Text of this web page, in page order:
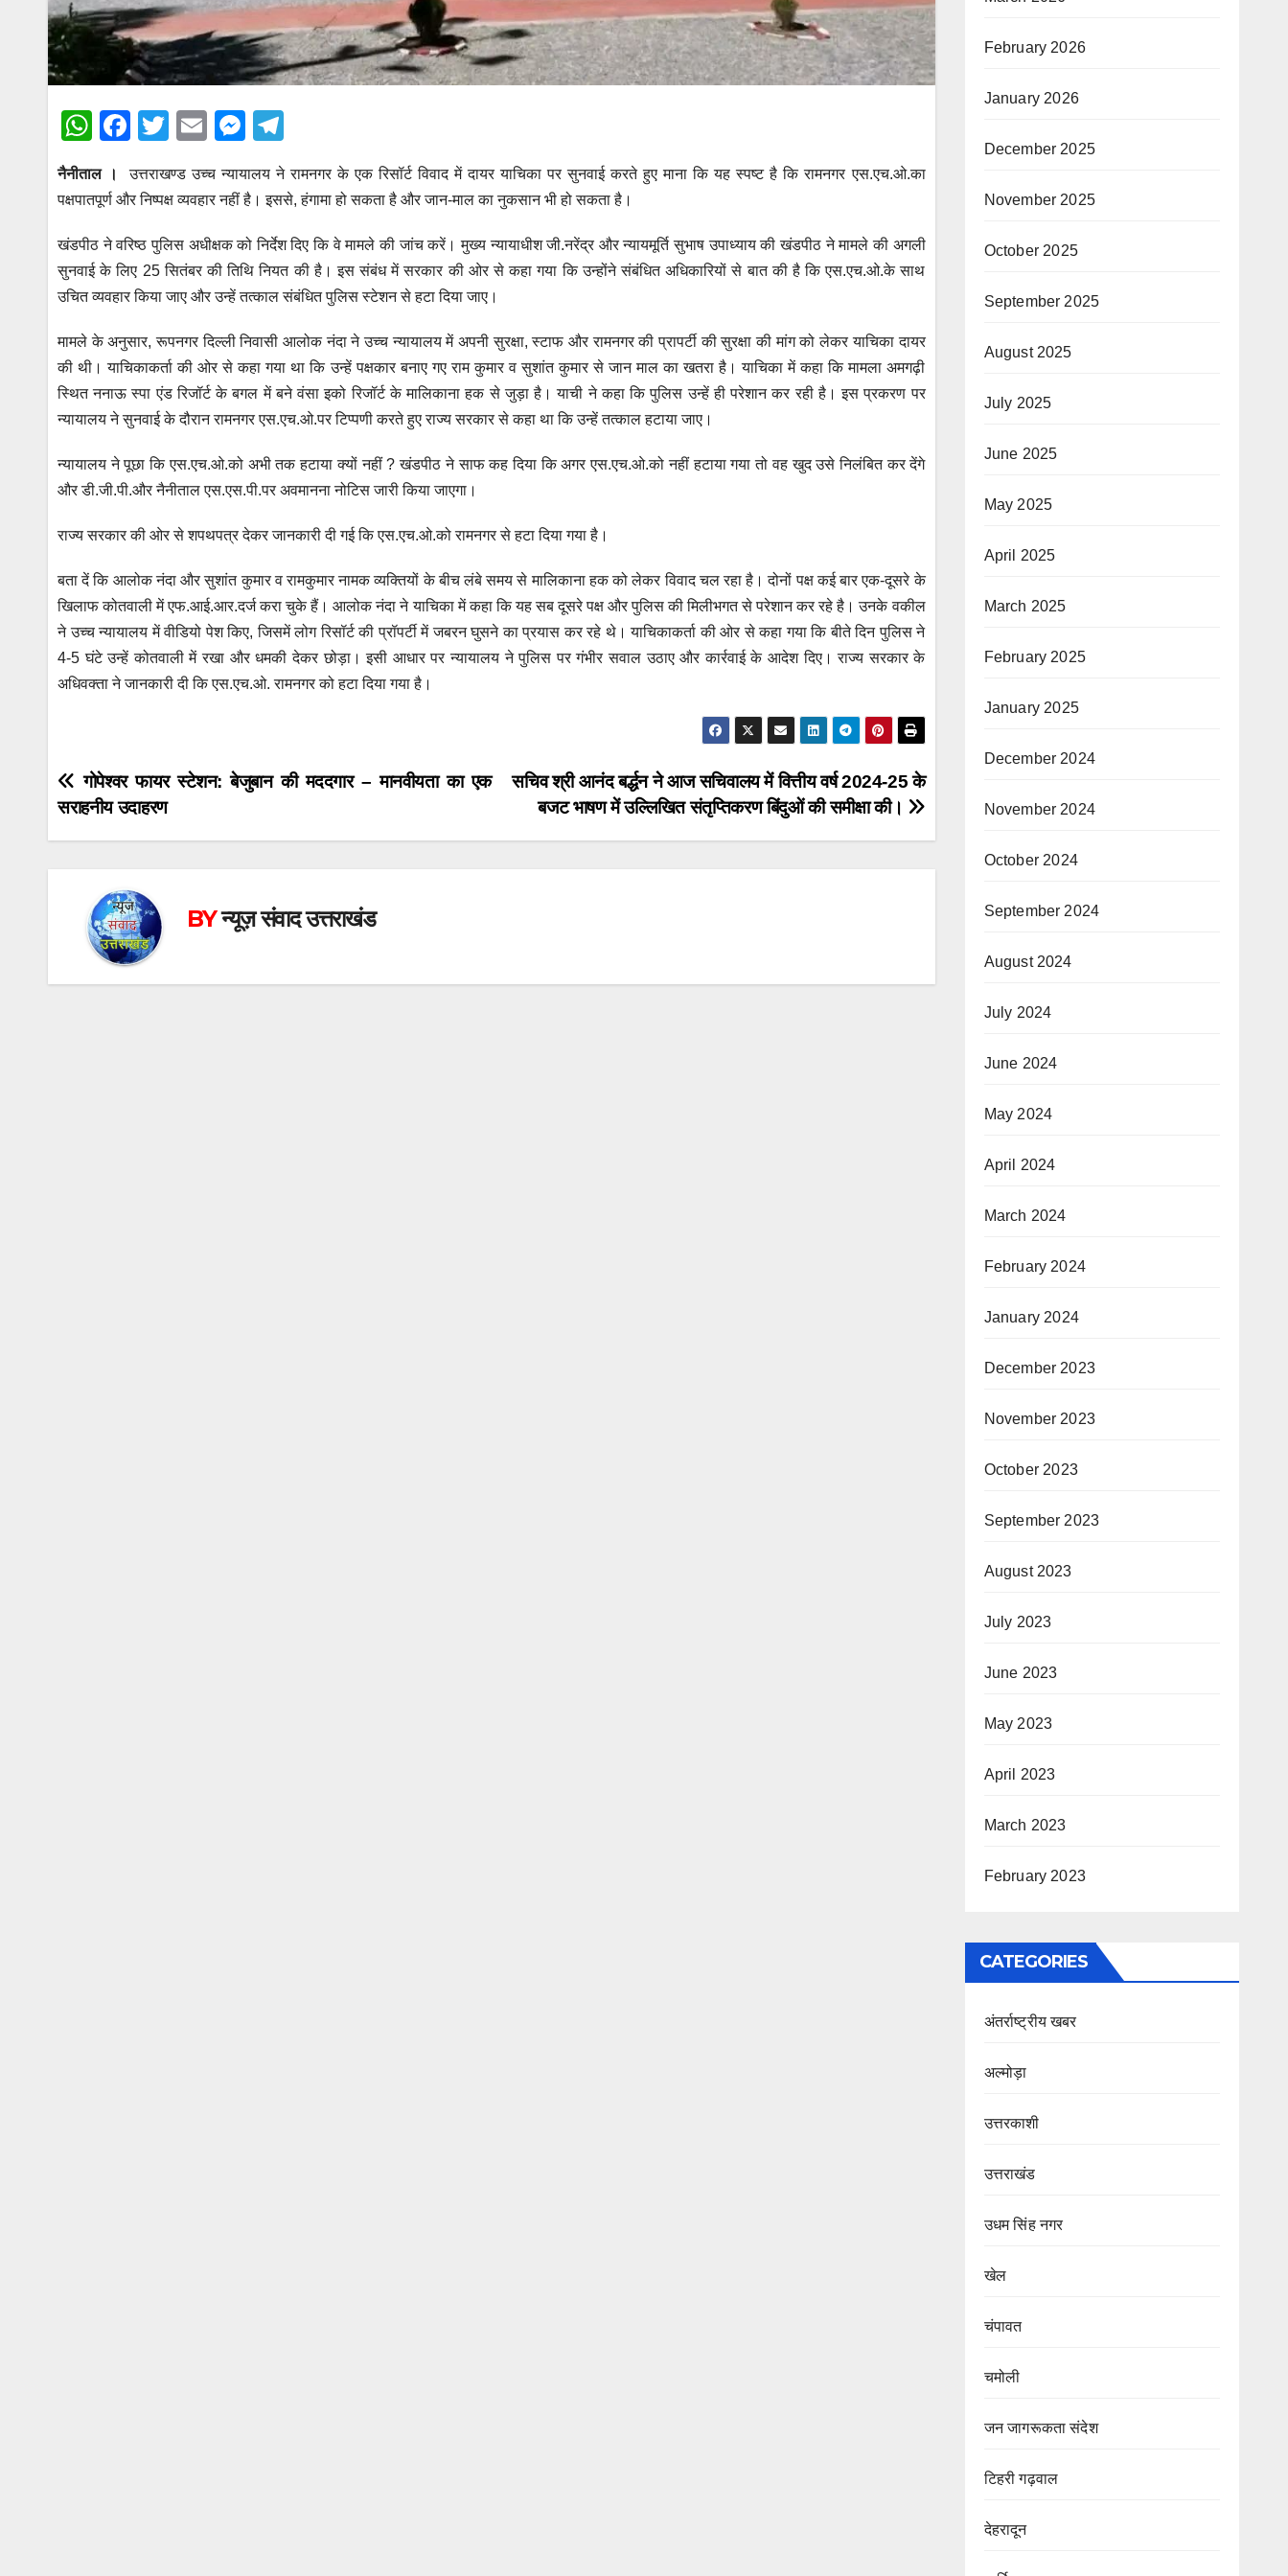
W
at
s
A
p
p
F
c
b
o
o
k
T
tt
E
ail
M
ss
e
n
g
er
e
gr
a
m
नैनीताल ।
उत्तराखण्ड उच्च न्यायालय ने रामनगर के एक रिसॉर्ट विवाद में दायर याचिका पर सुनवाई करते हुए माना कि यह स्पष्ट है कि रामनगर एस.एच.ओ.का
पक्षपातपूर्ण और निष्पक्ष व्यवहार नहीं है। इससे, हंगामा हो सकता है और जान-माल का नुकसान भी हो सकता है।
खंडपीठ ने वरिष्ठ पुलिस अधीक्षक को निर्देश दिए कि वे मामले की जांच करें। मुख्य न्यायाधीश जी.नरेंद्र और न्यायमूर्ति सुभाष उपाध्याय की खंडपीठ ने मामले की अगली
सुनवाई के लिए 25 सितंबर की तिथि नियत की है। इस संबंध में सरकार की ओर से कहा गया कि उन्होंने संबंधित अधिकारियों से बात की है कि एस.एच.ओ.के साथ
उचित व्यवहार किया जाए और उन्हें तत्काल संबंधित पुलिस स्टेशन से हटा दिया जाए।
मामले के अनुसार, रूपनगर दिल्ली निवासी आलोक नंदा ने उच्च न्यायालय में अपनी सुरक्षा, स्टाफ और रामनगर की प्रापर्टी की सुरक्षा की मांग को लेकर याचिका दायर
की थी। याचिकाकर्ता की ओर से कहा गया था कि उन्हें पक्षकार बनाए गए राम कुमार व सुशांत कुमार से जान माल का खतरा है। याचिका में कहा कि मामला अमगढ़ी
स्थित ननाऊ स्पा एंड रिजॉर्ट के बगल में बने वंसा इको रिजॉर्ट के मालिकाना हक से जुड़ा है। याची ने कहा कि पुलिस उन्हें ही परेशान कर रही है। इस प्रकरण पर
न्यायालय ने सुनवाई के दौरान रामनगर एस.एच.ओ.पर टिप्पणी करते हुए राज्य सरकार से कहा था कि उन्हें तत्काल हटाया जाए।
न्यायालय ने पूछा कि एस.एच.ओ.को अभी तक हटाया क्यों नहीं ? खंडपीठ ने साफ कह दिया कि अगर एस.एच.ओ.को नहीं हटाया गया तो वह खुद उसे निलंबित कर देंगे
और डी.जी.पी.और नैनीताल एस.एस.पी.पर अवमानना नोटिस जारी किया जाएगा।
राज्य सरकार की ओर से शपथपत्र देकर जानकारी दी गई कि एस.एच.ओ.को रामनगर से हटा दिया गया है।
बता दें कि आलोक नंदा और सुशांत कुमार व रामकुमार नामक व्यक्तियों के बीच लंबे समय से मालिकाना हक को लेकर विवाद चल रहा है। दोनों पक्ष कई बार एक-दूसरे के
खिलाफ कोतवाली में एफ.आई.आर.दर्ज करा चुके हैं। आलोक नंदा ने याचिका में कहा कि यह सब दूसरे पक्ष और पुलिस की मिलीभगत से परेशान कर रहे है। उनके वकील
ने उच्च न्यायालय में वीडियो पेश किए, जिसमें लोग रिसॉर्ट की प्रॉपर्टी में जबरन घुसने का प्रयास कर रहे थे। याचिकाकर्ता की ओर से कहा गया कि बीते दिन पुलिस ने
4-5 घंटे उन्हें कोतवाली में रखा और धमकी देकर छोड़ा। इसी आधार पर न्यायालय ने पुलिस पर गंभीर सवाल उठाए और कार्रवाई के आदेश दिए। राज्य सरकार के
अधिवक्ता ने जानकारी दी कि एस.एच.ओ. रामनगर को हटा दिया गया है।
Post
navigation
सचिव श्री आनंद बर्द्धन ने आज सचिवालय में वित्तीय वर्ष 2024-25 के
बजट भाषण में उल्लिखित संतृप्तिकरण बिंदुओं की समीक्षा की।
गोपेश्वर फायर स्टेशन: बेजुबान की मददगार – मानवीयता का एक
सराहनीय उदाहरण
BYन्यूज़ संवाद उत्तराखंड
February 2026
January 2026
December 2025
November 2025
October 2025
September 2025
August 2025
July 2025
June 2025
May 2025
April 2025
March 2025
February 2025
January 2025
December 2024
November 2024
October 2024
September 2024
August 2024
July 2024
June 2024
May 2024
April 2024
March 2024
February 2024
January 2024
December 2023
November 2023
October 2023
September 2023
August 2023
July 2023
June 2023
May 2023
April 2023
March 2023
February 2023
CATEGORIES
अंतर्राष्ट्रीय खबर
अल्मोड़ा
उत्तरकाशी
उत्तराखंड
उधम सिंह नगर
खेल
चंपावत
चमोली
जन जागरूकता संदेश
टिहरी गढ़वाल
देहरादून